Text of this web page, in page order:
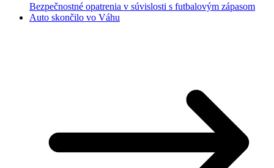
Bezpečnostné opatrenia v súvislosti s futbalovým zápasom
Auto skončilo vo Váhu